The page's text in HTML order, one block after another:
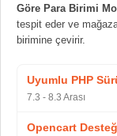
Göre Para Birimi
tespit eder ve
birimine çevirir.
Uyumlu PHP
7.3 - 8.3 Arası
Opencart